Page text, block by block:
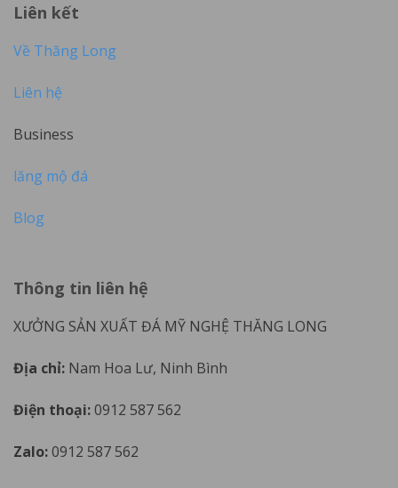
Liên kết
Về Thăng Long
Liên hệ
Business
lăng mộ đá
Blog
Thông tin liên hệ
XƯỞNG SẢN XUẤT ĐÁ MỸ NGHỆ THĂNG LONG
Địa chỉ: Nam Hoa Lư, Ninh Bình
Điện thoại:0912 587 562
Zalo:0912 587 562